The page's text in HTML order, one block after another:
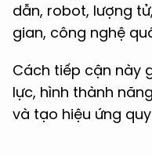
dẫn, robot, lượng
gian, công nghệ
Cách tiếp cận này
lực, hình thành
và tạo hiệu ứng